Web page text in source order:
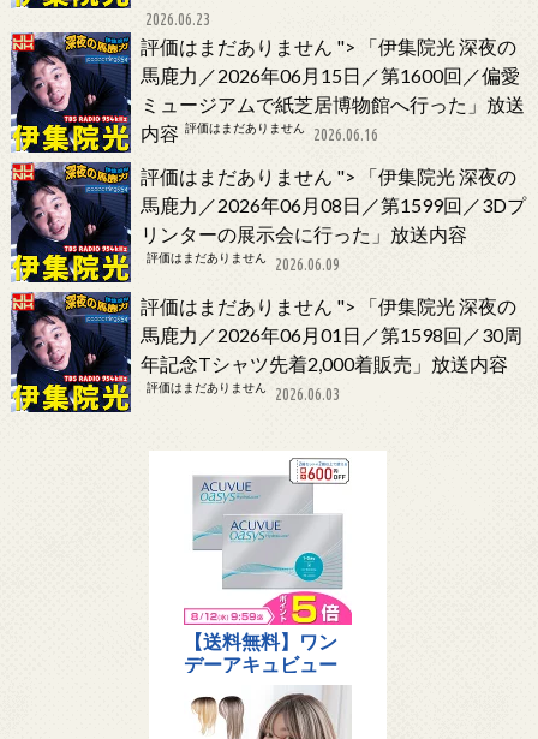
2026.06.23
評価はまだありません ">
「伊集院光 深夜の
馬鹿力／2026年06月15日／第1600回／偏愛
ミュージアムで紙芝居博物館へ行った」放送
内容 評価はまだありません 2026.06.16
評価はまだありません ">
「伊集院光 深夜の
馬鹿力／2026年06月08日／第1599回／3Dプ
リンターの展示会に行った」放送内容
評価はまだありません 2026.06.09
評価はまだありません ">
「伊集院光 深夜の
馬鹿力／2026年06月01日／第1598回／30周
年記念Tシャツ先着2,000着販売」放送内容
評価はまだありません 2026.06.03